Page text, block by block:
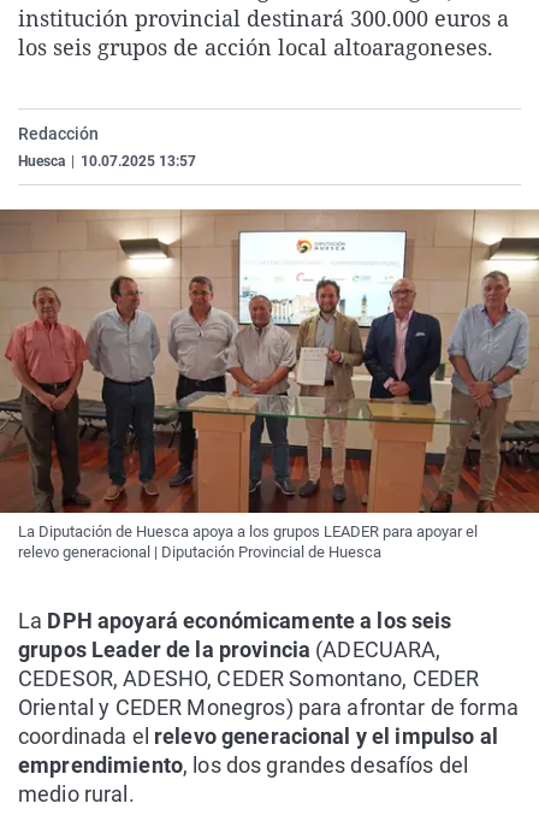
La rosa de los vientos
Gente viajera
Como el perro y el
Caso
Retornados
Equipo de
Extremadura
Galicia
La Rioja
País Vasco
Virales
Televisión
Elecciones
institución provincial destinará 300.000 euros a
los seis grupos de acción local altoaragoneses.
Redacción
Huesca 10.07.2025 13:57
La Diputación de Huesca apoya a los grupos LEADER para apoyar el
relevo generacional | Diputación Provincial de Huesca
La DPH apoyará económicamente a los seis
grupos Leader de la provincia (ADECUARA,
CEDESOR, ADESHO, CEDER Somontano, CEDER
Oriental y CEDER Monegros) para afrontar de forma
coordinada el relevo generacional y el impulso al
emprendimiento, los dos grandes desafíos del
medio rural.